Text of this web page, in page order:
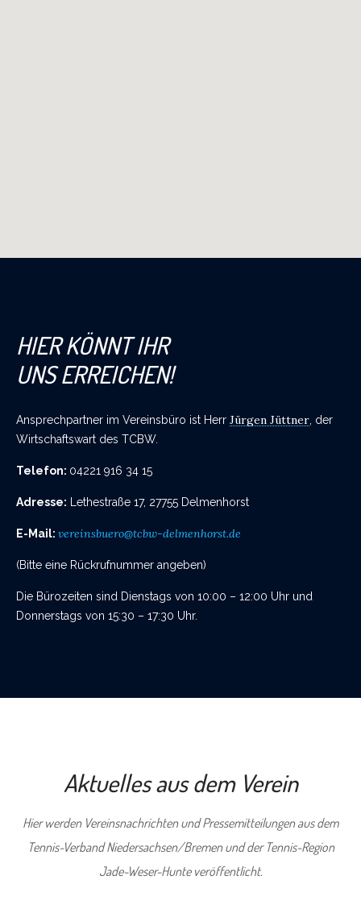
HIER KÖNNT IHR
UNS ERREICHEN!
Ansprechpartner im Vereinsbüro ist Herr Jürgen Jüttner , der
Wirtschaftswart des TCBW.
Telefon: 04221 916 34 15
Adresse: Lethestraße 17, 27755 Delmenhorst
E-Mail: vereinsbuero@tcbw-delmenhorst.de
(Bitte eine Rückrufnummer angeben)
Die Bürozeiten sind Dienstags von 10:00 – 12:00 Uhr und
Donnerstags von 15:30 – 17:30 Uhr.
Aktuelles aus dem Verein
Hier werden Vereinsnachrichten und Pressemitteilungen aus dem
Tennis-Verband Niedersachsen/Bremen und der Tennis-Region
Jade-Weser-Hunte veröffentlicht.